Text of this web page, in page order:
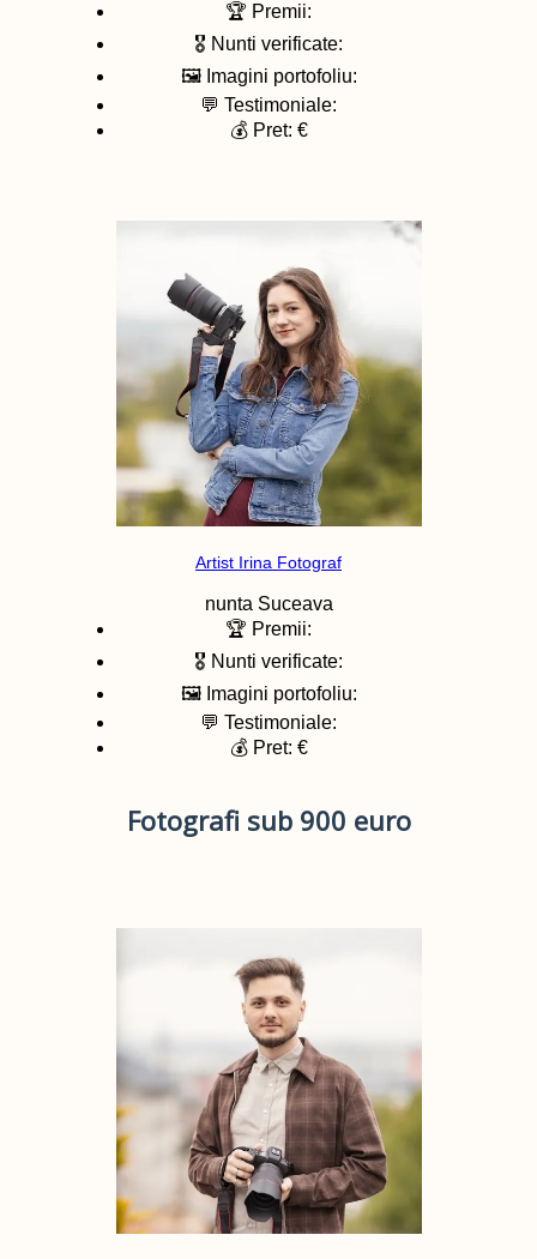
🏆 Premii:
🎖️ Nunti verificate:
🖼️ Imagini portofoliu:
💬 Testimoniale:
💰 Pret: €
Artist Irina Fotograf
nunta Suceava
🏆 Premii:
🎖️ Nunti verificate:
🖼️ Imagini portofoliu:
💬 Testimoniale:
💰 Pret: €
Fotografi sub 900 euro